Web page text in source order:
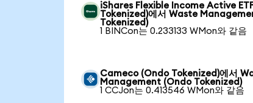
iShares Flexible Income Active
Tokenized)에서 Waste
Tokenized)
1 BINCon는 0.233133 WMon와 같음
Cameco (Ondo Tokenized)에서
Management (Ondo Tokenized)
1 CCJon는 0.413546 WMon와 같음